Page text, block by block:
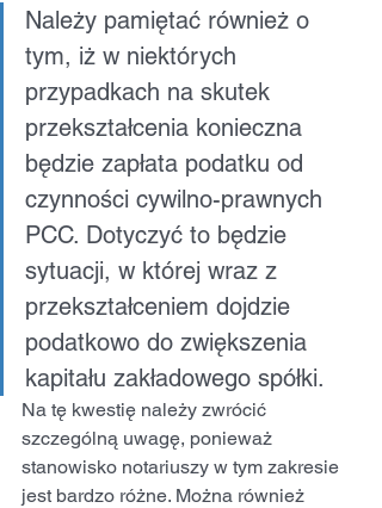
Należy pamiętać również o
tym, iż w niektórych
przypadkach na skutek
przekształcenia konieczna
będzie zapłata podatku od
czynności cywilno-prawnych
PCC. Dotyczyć to będzie
sytuacji, w której wraz z
przekształceniem dojdzie
podatkowo do zwiększenia
kapitału zakładowego spółki.
Na tę kwestię należy zwrócić
szczególną uwagę, ponieważ
stanowisko notariuszy w tym zakresie
jest bardzo różne. Można również